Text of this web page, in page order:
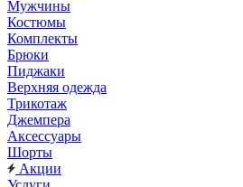
Мужчины
Костюмы
Комплекты
Брюки
Пиджаки
Верхняя одежда
Трикотаж
Джемпера
Аксессуары
Шорты
Акции